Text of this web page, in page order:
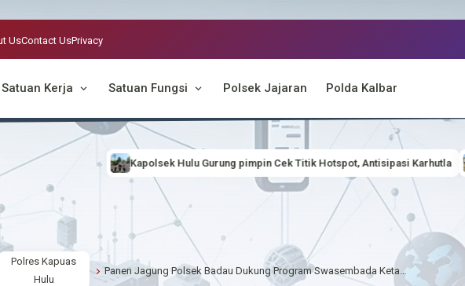
UsContact UsPrivacy
Satuan Kerja Satuan Fungsi Polsek Jajaran Polda Kalbar
Kapolsek Hulu Gurung pimpin Cek Titik Hotspot, Antisipasi Karhutla KEGIATAN
Polres Kapuas
Hulu
Panen Jagung Polsek Badau Dukung Program Swasembada Ketahanan Pangan